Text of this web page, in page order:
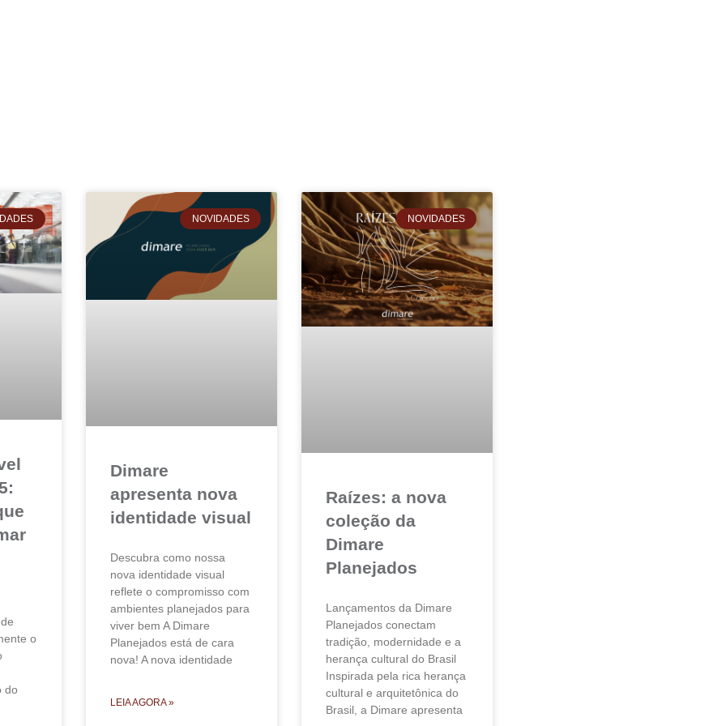
o
do
NOVIDADES
Dimare
apresenta nova
identidade visual
Descubra como nossa
nova identidade visual
reflete o compromisso com
ambientes planejados para
viver bem A Dimare
Planejados está de cara
nova! A nova identidade
LEIA AGORA »
NOVIDADES
Raízes: a nova
coleção da
Dimare
Planejados
Lançamentos da Dimare
Planejados conectam
tradição, modernidade e a
herança cultural do Brasil
Inspirada pela rica herança
cultural e arquitetônica do
Brasil, a Dimare apresenta